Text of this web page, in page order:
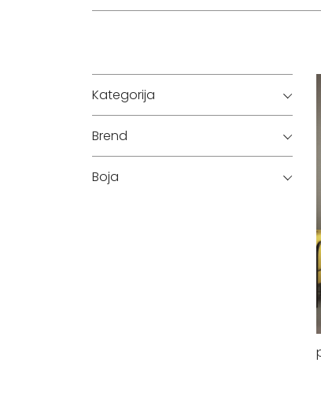
Kategorija
Brend
Boja